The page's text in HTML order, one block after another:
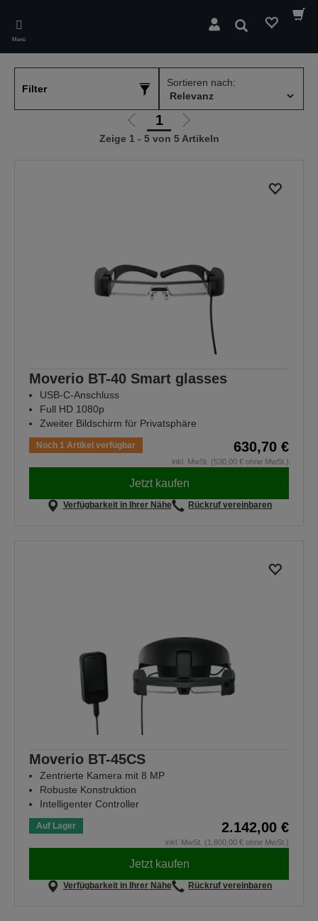
main
content
Menü
Suchen
Filter
Sortieren nach:
Zur
vorherigen
1
Zur
nächsten
Zeige 1 - 5 von 5 Artikeln
Moverio BT-40 Smart glasses
USB-C-Anschluss
Full HD 1080p
Zweiter Bildschirm für Privatsphäre
Noch 1 Artikel verfügbar 630,70 €
inkl. MwSt. (530,00 € ohne MwSt.)
Jetzt kaufen
Verfügbarkeit in Ihrer Nähe Rückruf vereinbaren
Moverio BT-45CS
Zentrierte Kamera mit 8 MP
Robuste Konstruktion
Intelligenter Controller
Auf Lager 2.142,00 €
inkl. MwSt. (1.800,00 € ohne MwSt.)
Jetzt kaufen
Verfügbarkeit in Ihrer Nähe Rückruf vereinbaren